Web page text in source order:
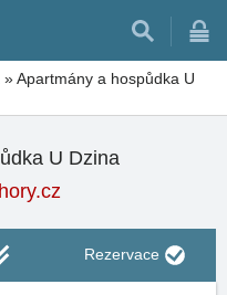
»Apartmány a hospůdka U
U Dzina
Rezervace